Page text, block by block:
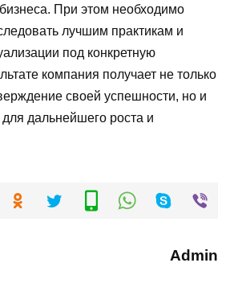
При этом необходимо
лучшим практикам и
под конкретную
компания получает не только
своей успешности, но и
дальнейшего роста и
Admin